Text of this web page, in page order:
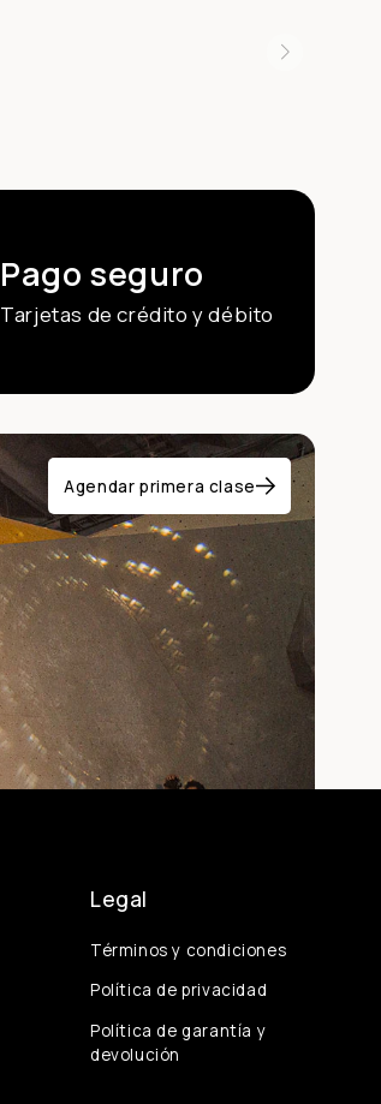
Pago seguro
Tarjetas de crédito y débito
Agendar primera clase
Legal
Términos y condiciones
Política de privacidad
Política de garantía y
devolución